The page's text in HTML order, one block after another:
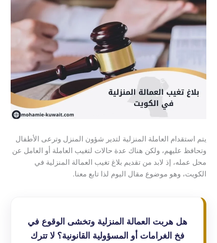
يتم استقدام العاملة المنزلية لتدير شؤون المنزل وترعى الأطفال
وتحافظ عليهم، ولكن هناك عدة حالات لتغيب العاملة أو العامل عن
محل عمله، إذ لابد من تقديم بلاغ تغيب العمالة المنزلية في
الكويت، وهو موضوع مقال اليوم لذا تابع معنا.
هل هربت العمالة المنزلية وتخشى الوقوع في
فخ الغرامات أو المسؤولية القانونية؟ لا تترك